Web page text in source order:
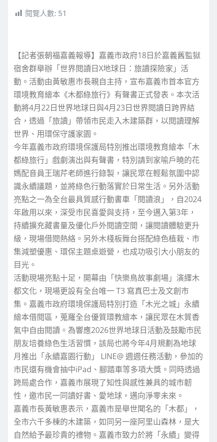
閱覽人數: 51
【記者張朝福嘉義報導】嘉義市政府18日於嘉義舊監獄
宿舍群舉辦「世界閱讀日X地球日：旅讀探險家」活
動。活動由黃敏惠市長親自主持，宣布嘉義市首本官方
環境教育繪本《木都綠旅行》有聲書正式發表。本次活
動將4月22日世界地球日與4月23日世界閱讀日跨界結
合，透過「旅讀」帶領市民走入木建築群，以閱讀理解
世界、用環保守護家園。
今年嘉義市政府環境保護局特別推出環境教育繪本「木
都綠旅行」戲劇演出與有聲書，特別請到家喻戶曉的花
媽配音員王瑞芹老師進行錄製，讓民眾在輕鬆氛圍中認
識永續議題，並將綠色行動落實於日常生活。另外活動
亮點之一為全台最具質感行動書車「閱讀浪」，自2024
年啟用以來，深受市民喜愛與支持，至今邁入第3年，
持續擴充藏書量及優化戶外閱讀空間，讓閱讀體驗更升
級，現場借閱熱絡。另外木棧板舞台搭配綠色植栽、市
集減塑優惠、環保主題桌遊營，也成功吸引大小朋友的
目光。
活動現場亮點十足，開幕由「快樂鳥故事劇場」演繹木
都文化，現場更設有全台唯一 T3 寫真巴士及文創市
集。嘉義市政府環境保護局特別打造「木光之城」永續
繪本借閱區，蒐羅全台優質環教繪本，讓民眾在木質香
氣中自由閱讀。為響應2026世界地球日活動及鼓勵市民
朋友培養綠色生活習慣，該局也將今年4月規劃為地球
月推出「永續嘉園行動」 LINE@ 週週任務活動，參加的
市民還有機會抽中iPad、腳踏車等多項大獎。同時透過
跨局處合作，嘉義市展現了知性與感性兼具的城市韌
性，邀市民一同讀好書、愛地球，邁向淨零未來。
嘉義市長黃敏惠表示，嘉義市是舉世聞名的「木都」，
全市六千多棟的木建築，如同另一座阿里山森林，是大
自然給予最珍貴的禮物。嘉義市致力於將「永續」變得